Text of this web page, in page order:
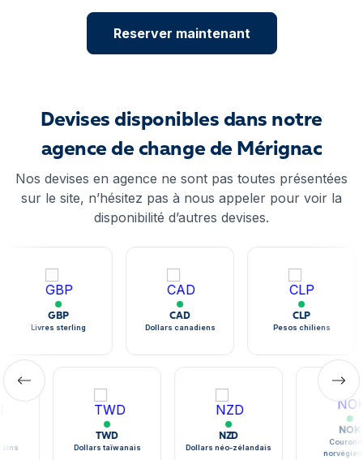
Reserver maintenant
Devises disponibles dans notre
agence de change de Mérignac
Nos devises en agence ne sont pas toutes présentées
sur le site, n’hésitez pas à nous appeler pour voir la
disponibilité d’autres devises.
GBP
Livres sterling
CAD
Dollars canadiens
CLP
Pesos chiliens
TWD
Dollars taïwanais
NZD
Dollars néo-zélandais
NOK